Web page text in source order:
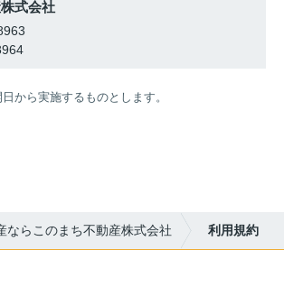
式会社
から実施するものとします。
ならこのまち不動産株式会社 利用規約